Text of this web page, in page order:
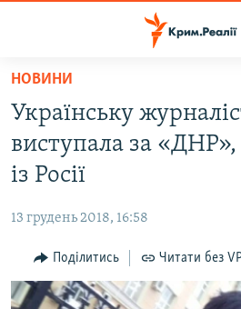
Перейти
основного
матеріалу
Перейти
до
основної
навігації
Перейти
до
пошуку
ВОДА.КРИМ
ВІДЕО ТА ФОТО
БЛОГИ
ПОГЛЯД
ІНТЕРВ'Ю
НОВИНИ
Українську
виступала за
із Росії
13 грудень 2018, 16:58
Поділитись Читати без